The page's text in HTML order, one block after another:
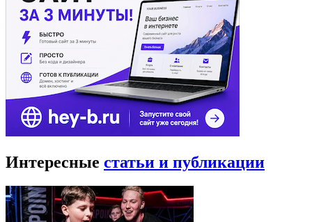
Интересные статьи и публикации